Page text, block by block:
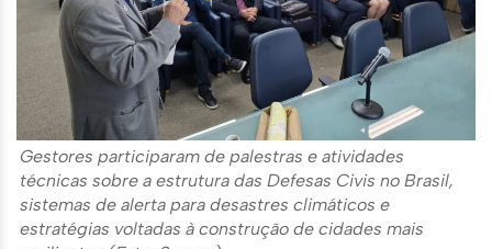
Gestores participaram de palestras e atividades
técnicas sobre a estrutura das Defesas Civis no Brasil,
sistemas de alerta para desastres climáticos e
estratégias voltadas à construção de cidades mais